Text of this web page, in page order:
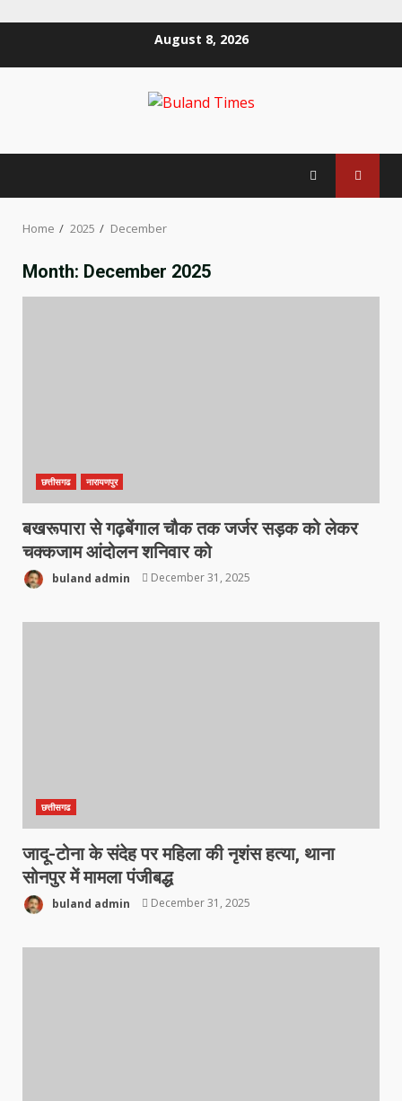
August 8, 2026
Home 2025 December
Month: December 2025
छत्तीसगढ नारायणपुर
बखरूपारा से गढ़बेंगाल चौक तक जर्जर सड़क को लेकर
चक्कजाम आंदोलन शनिवार को
buland admin December 31, 2025
छत्तीसगढ
जादू-टोना के संदेह पर महिला की नृशंस हत्या, थाना
सोनपुर में मामला पंजीबद्ध
buland admin December 31, 2025